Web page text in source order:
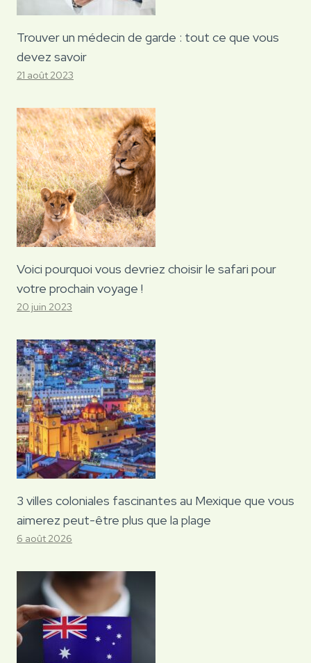
Trouver un médecin de garde : tout ce que vous
devez savoir
21 août 2023
Voici pourquoi vous devriez choisir le safari pour
votre prochain voyage !
20 juin 2023
3 villes coloniales fascinantes au Mexique que vous
aimerez peut-être plus que la plage
6 août 2026